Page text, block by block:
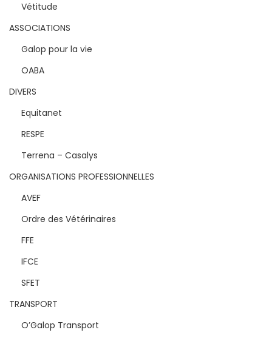
Vétitude
ASSOCIATIONS
Galop pour la vie
OABA
DIVERS
Equitanet
RESPE
Terrena – Casalys
ORGANISATIONS PROFESSIONNELLES
AVEF
Ordre des Vétérinaires
FFE
IFCE
SFET
TRANSPORT
O’Galop Transport